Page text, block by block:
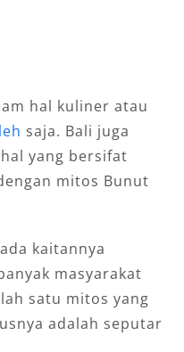
hal kuliner atau
saja. Bali juga
yang bersifat
mitos Bunut
kaitannya
masyarakat
satu mitos yang
adalah seputar